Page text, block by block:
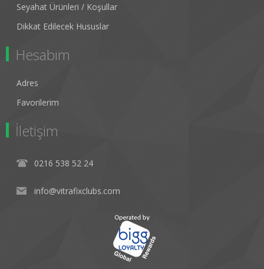
Seyahat Ürünleri / Koşullar
Dikkat Edilecek Hususlar
Hesabım
Adres
Favorilerim
İletişim
0216 538 52 24
info@vitrafixclubs.com